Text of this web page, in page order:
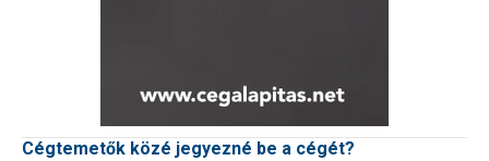
Cégtemetők közé jegyezné be a cégét?